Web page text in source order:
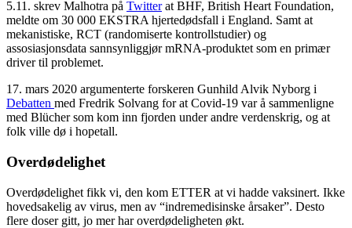
5.11. skrev Malhotra på Twitterat BHF, British Heart Foundation,
meldte om 30 000 EKSTRA hjertedødsfall i England. Samt at
mekanistiske, RCT (randomiserte kontrollstudier) og
assosiasjonsdata sannsynliggjør mRNA-produktet som en primær
driver til problemet.
17. mars 2020 argumenterte forskeren Gunhild Alvik Nyborg i
Debatten med Fredrik Solvang for at Covid-19 var å sammenligne
med Blücher som kom inn fjorden under andre verdenskrig, og at
folk ville dø i hopetall.
Overdødelighet
Overdødelighet fikk vi, den kom ETTER at vi hadde vaksinert. Ikke
hovedsakelig av virus, men av “indremedisinske årsaker”. Desto
flere doser gitt, jo mer har overdødeligheten økt.